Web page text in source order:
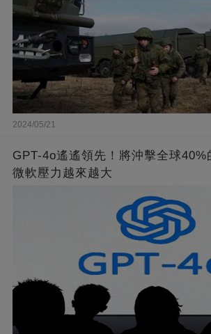
2024/05/21
GPT-4o遙遙領先！將沖擊全球40%
微軟壓力越來越大